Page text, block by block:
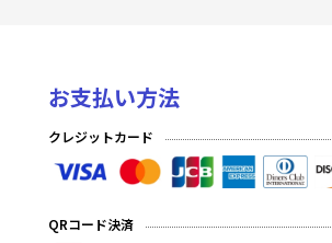
お支払い方法
クレジットカード
QRコード決済